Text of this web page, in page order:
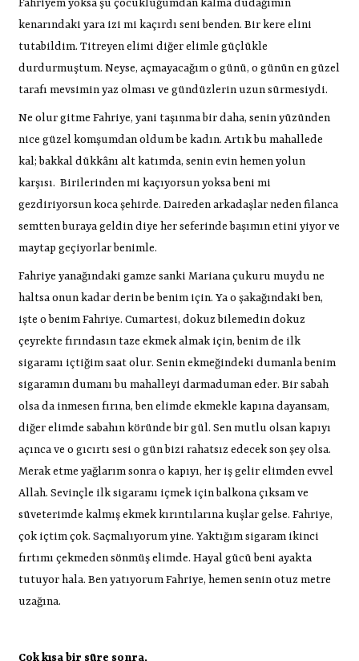
Fahriyem yoksa şu çocukluğumdan kalma dudağımın
kenarındaki yara izi mi kaçırdı seni benden. Bir kere elini
tutabildim. Titreyen elimi diğer elimle güçlükle
durdurmuştum. Neyse, açmayacağım o günü, o günün en güzel
tarafı mevsimin yaz olması ve gündüzlerin uzun sürmesiydi.
Ne olur gitme Fahriye, yani taşınma bir daha, senin yüzünden
nice güzel komşumdan oldum be kadın. Artık bu mahallede
kal; bakkal dükkânı alt katımda, senin evin hemen yolun
karşısı. Birilerinden mi kaçıyorsun yoksa beni mi
gezdiriyorsun koca şehirde. Daireden arkadaşlar neden filanca
semtten buraya geldin diye her seferinde başımın etini yiyor ve
maytap geçiyorlar benimle.
Fahriye yanağındaki gamze sanki Mariana çukuru muydu ne
haltsa onun kadar derin be benim için. Ya o şakağındaki ben,
işte o benim Fahriye. Cumartesi, dokuz bilemedin dokuz
çeyrekte fırındasın taze ekmek almak için, benim de ilk
sigaramı içtiğim saat olur. Senin ekmeğindeki dumanla benim
sigaramın dumanı bu mahalleyi darmaduman eder. Bir sabah
olsa da inmesen fırına, ben elimde ekmekle kapına dayansam,
diğer elimde sabahın köründe bir gül. Sen mutlu olsan kapıyı
açınca ve o gıcırtı sesi o gün bizi rahatsız edecek son şey olsa.
Merak etme yağlarım sonra o kapıyı, her iş gelir elimden evvel
Allah. Sevinçle ilk sigaramı içmek için balkona çıksam ve
süveterimde kalmış ekmek kırıntılarına kuşlar gelse. Fahriye,
çok içtim çok. Saçmalıyorum yine. Yaktığım sigaram ikinci
fırtımı çekmeden sönmüş elimde. Hayal gücü beni ayakta
tutuyor hala. Ben yatıyorum Fahriye, hemen senin otuz metre
uzağına.
Çok kısa bir süre sonra,